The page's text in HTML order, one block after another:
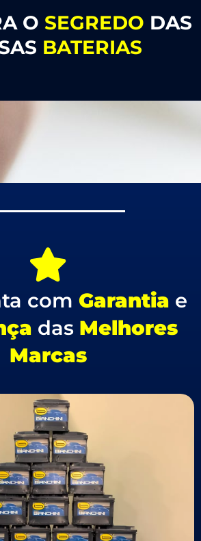
O SEGREDO DAS
BATERIAS
com Garantia e
das Melhores
Marcas